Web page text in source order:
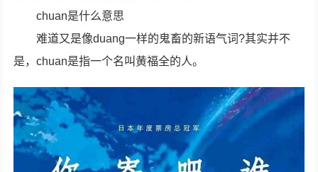
chuan是什么意思
难道又是像duang一样的鬼畜的新语气词?其实并不
是，chuan是指一个名叫黄福全的人。